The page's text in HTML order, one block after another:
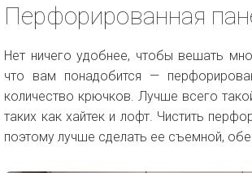
Перфорированная
Нет ничего удобнее, чтобы вешать
что вам понадобится —
количество крючков. Лучше всего
таких как хайтек и лофт. Чистить
поэтому лучше сделать ее съемной,